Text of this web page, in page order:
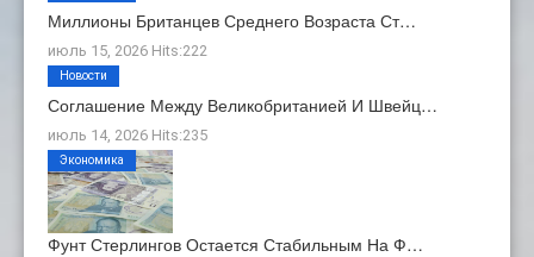
Миллионы Британцев Среднего Возраста Ст…
июль 15, 2026 Hits:222
Соглашение Между Великобританией И Швейц…
июль 14, 2026 Hits:235
Новости
Фунт Стерлингов Остается Стабильным На Ф…
Экономика